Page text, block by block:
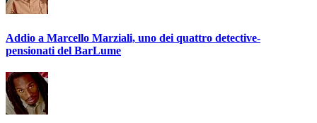
Addio a Marcello Marziali, uno dei quattro detective-
pensionati del BarLume